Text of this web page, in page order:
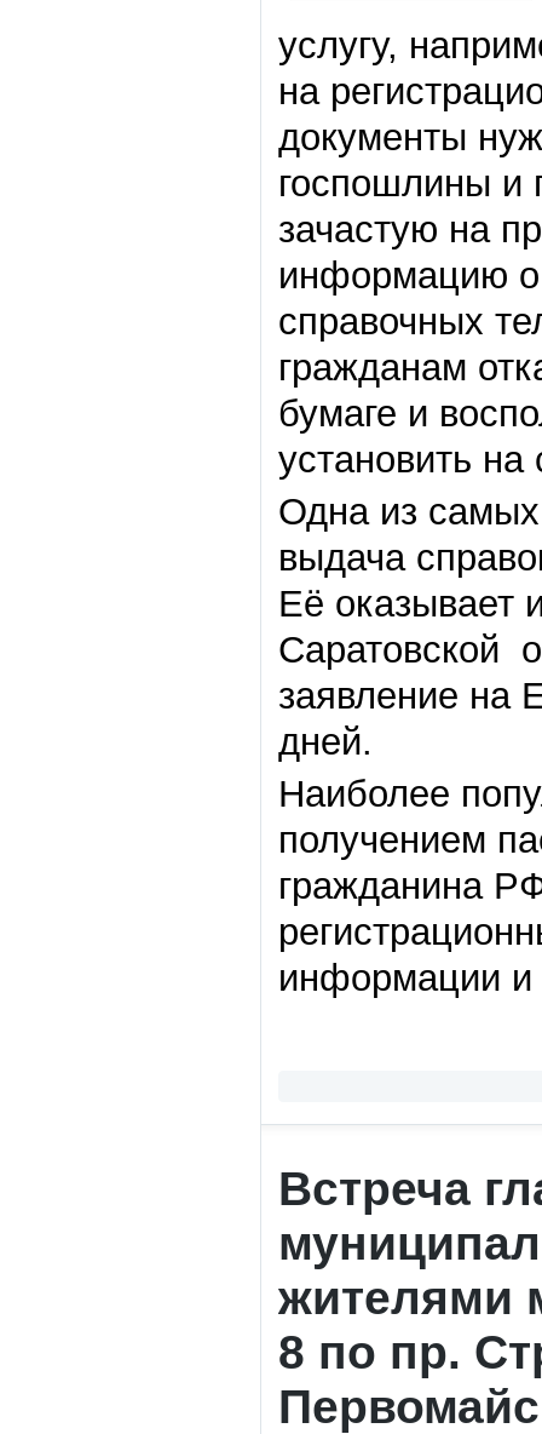
услугу,
на
документы
госпошлины и
зачастую на
информацию о
справочных
гражданам
бумаге и
установить
Одна из
выдача
Её оказывает
Саратовской
заявление на
дней.
Наиболее
получением
гражданина
информации и
Встреча
жителями
8 по пр.